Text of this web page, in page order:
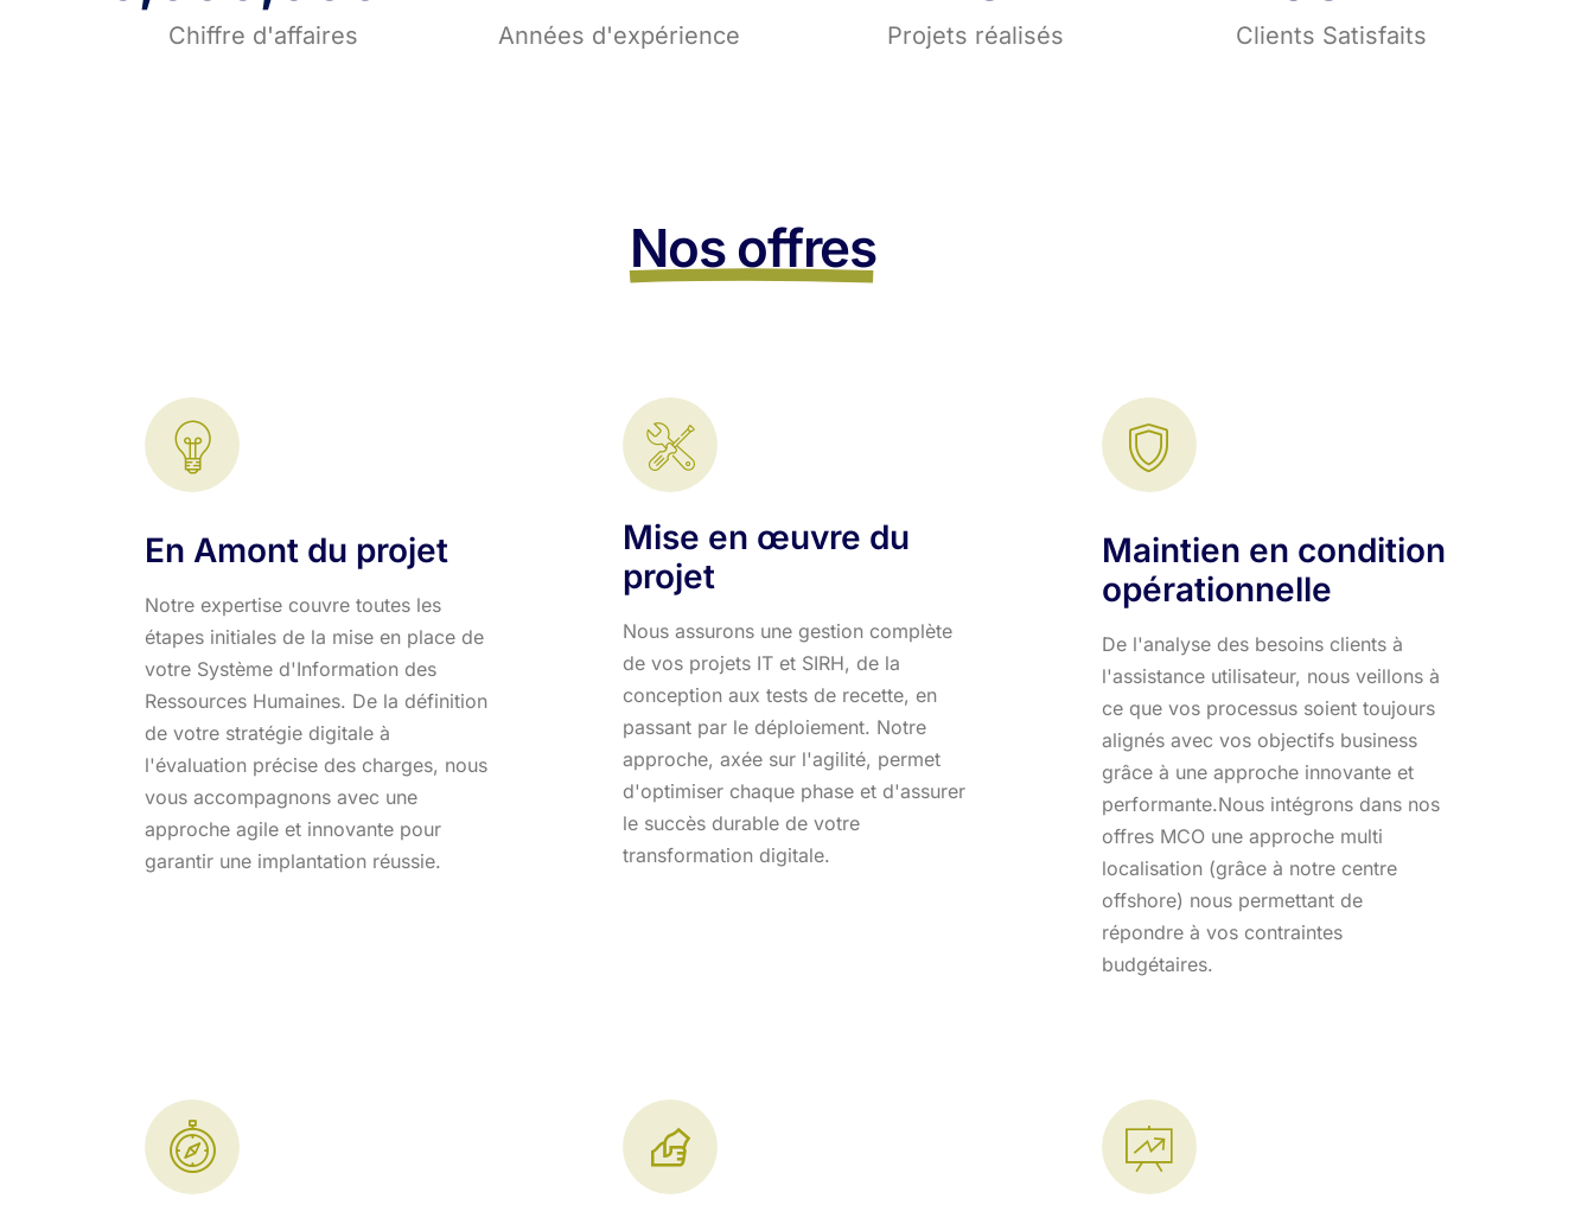
Chiffre d'affaires Années d'expérience Projets réalisés Clients Satisfaits
Nos offres
En Amont du projet
Notre expertise couvre toutes les
étapes initiales de la mise en place de
votre Système d'Information des
Ressources Humaines. De la définition
de votre stratégie digitale à
l'évaluation précise des charges, nous
vous accompagnons avec une
approche agile et innovante pour
garantir une implantation réussie.
Mise en œuvre du
projet
Nous assurons une gestion complète
de vos projets IT et SIRH, de la
conception aux tests de recette, en
passant par le déploiement. Notre
approche, axée sur l'agilité, permet
d'optimiser chaque phase et d'assurer
le succès durable de votre
transformation digitale.
Maintien en condition
opérationnelle
De l'analyse des besoins clients à
l'assistance utilisateur, nous veillons à
ce que vos processus soient toujours
alignés avec vos objectifs business
grâce à une approche innovante et
performante.​ Nous intégrons dans nos
offres MCO une approche multi
localisation (grâce à notre centre
offshore) nous permettant de
répondre à vos contraintes
budgétaires.